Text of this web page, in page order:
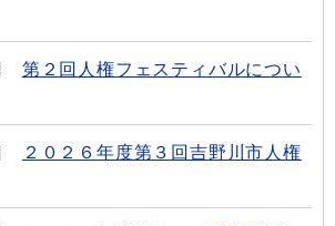
第２回人権フェスティバルについ
２０２６年度第３回吉野川市人権